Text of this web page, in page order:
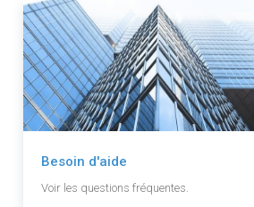
Besoin d'aide
Voir les questions fréquentes.